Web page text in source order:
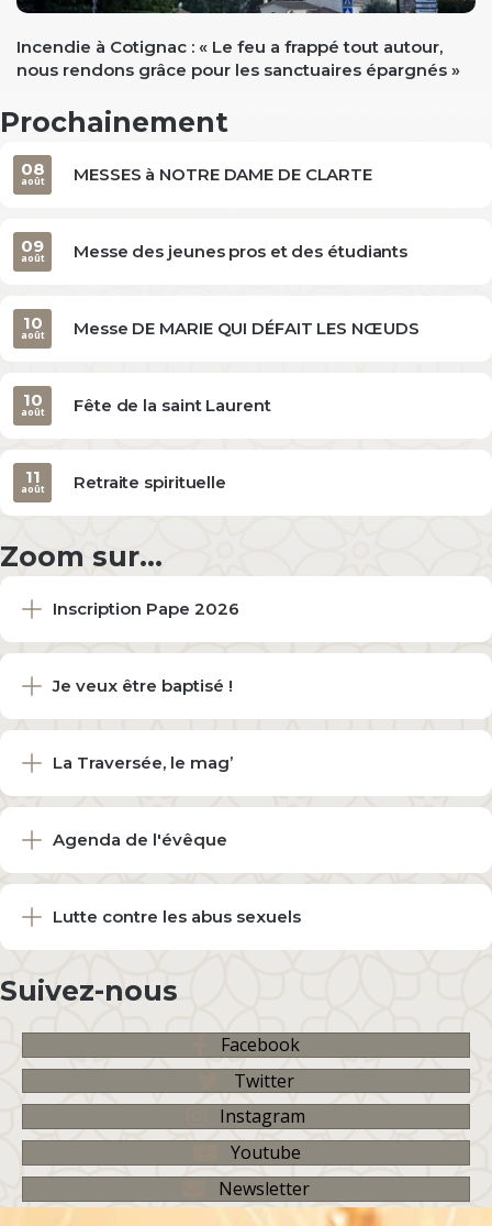
Incendie à Cotignac : « Le feu a frappé tout autour,
nous rendons grâce pour les sanctuaires épargnés »
Prochainement
MESSES à NOTRE DAME DE CLARTE
08
août
Messe des jeunes pros et des étudiants
09
août
Messe DE MARIE QUI DÉFAIT LES NŒUDS
10
août
Fête de la saint Laurent
10
août
Retraite spirituelle
11
août
Zoom sur...
Inscription Pape 2026
Je veux être baptisé !
La Traversée, le mag’
Agenda de l'évêque
Lutte contre les abus sexuels
Suivez-nous
Facebook
Twitter
Instagram
Youtube
Newsletter